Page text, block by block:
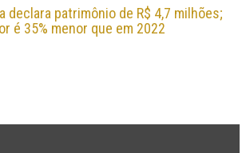
declara patrimônio de R$ 4,7 milhões;
é 35% menor que em 2022